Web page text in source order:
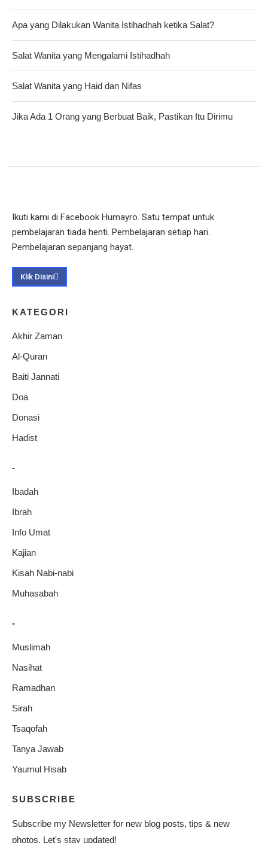
Apa yang Dilakukan Wanita Istihadhah ketika Salat?
Salat Wanita yang Mengalami Istihadhah
Salat Wanita yang Haid dan Nifas
Jika Ada 1 Orang yang Berbuat Baik, Pastikan Itu Dirimu
Ikuti kami di Facebook Humayro. Satu tempat untuk
pembelajaran tiada henti. Pembelajaran setiap hari.
Pembelajaran sepanjang hayat.
Klik Disini
KATEGORI
Akhir Zaman
Al-Quran
Baiti Jannati
Doa
Donasi
Hadist
-
Ibadah
Ibrah
Info Umat
Kajian
Kisah Nabi-nabi
Muhasabah
-
Muslimah
Nasihat
Ramadhan
Sirah
Tsaqofah
Tanya Jawab
Yaumul Hisab
SUBSCRIBE
Subscribe my Newsletter for new blog posts, tips & new
photos. Let's stay updated!